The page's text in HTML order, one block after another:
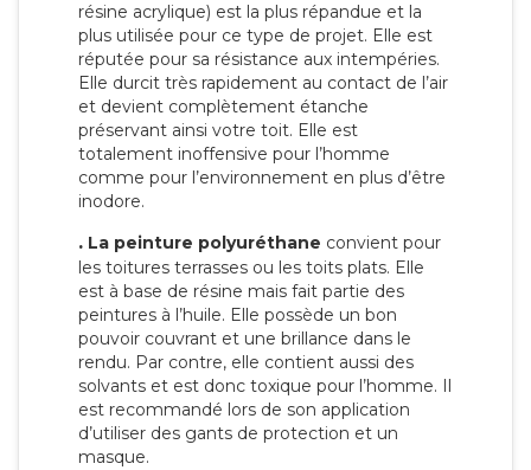
résine acrylique) est la plus répandue et la
plus utilisée pour ce type de projet. Elle est
réputée pour sa résistance aux intempéries.
Elle durcit très rapidement au contact de l’air
et devient complètement étanche
préservant ainsi votre toit. Elle est
totalement inoffensive pour l’homme
comme pour l’environnement en plus d’être
inodore.
. La peinture polyuréthane convient pour
les toitures terrasses ou les toits plats. Elle
est à base de résine mais fait partie des
peintures à l’huile. Elle possède un bon
pouvoir couvrant et une brillance dans le
rendu. Par contre, elle contient aussi des
solvants et est donc toxique pour l’homme. Il
est recommandé lors de son application
d’utiliser des gants de protection et un
masque.